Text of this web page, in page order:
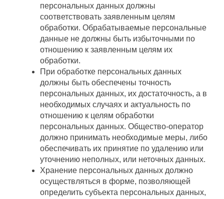
персональных данных должны
соответствовать заявленным целям
обработки. Обрабатываемые персональные
данные не должны быть избыточными по
отношению к заявленным целям их
обработки.
При обработке персональных данных
должны быть обеспечены точность
персональных данных, их достаточность, а в
необходимых случаях и актуальность по
отношению к целям обработки
персональных данных. Общество-оператор
должно принимать необходимые меры, либо
обеспечивать их принятие по удалению или
уточнению неполных, или неточных данных.
Хранение персональных данных должно
осуществляться в форме, позволяющей
определить субъекта персональных данных,